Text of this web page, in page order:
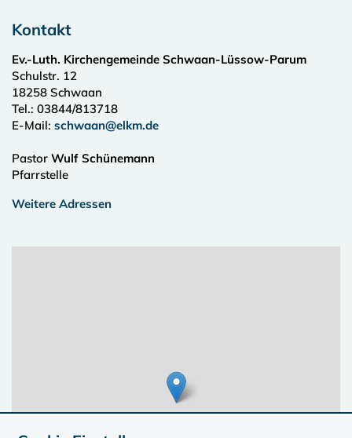
Kontakt
Ev.-Luth. Kirchengemeinde Schwaan-Lüssow-Parum
Schulstr. 12
18258 Schwaan
Tel.: 03844/813718
E-Mail: schwaan@elkm.de
Pastor Wulf Schünemann
Pfarrstelle
Weitere Adressen